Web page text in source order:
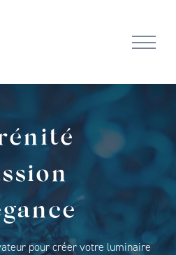
pour créer votre luminaire